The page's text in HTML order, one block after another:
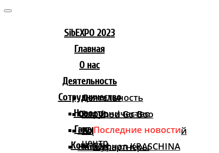
Skip
SibEXPO 2023
Главная
О нас
Деятельность
Деятельность
fast food Go-Boo
Торгово-логистический
центр
Сотрудничество
Сотрудничество
HCANSY LIFE
Наши партнеры
Новости
Последние новости
Журнал KRASCHINA
Галерея
Контакты